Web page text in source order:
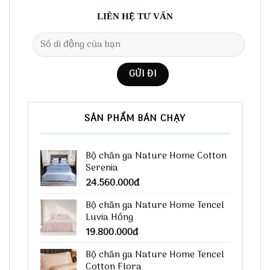
LIÊN HỆ TƯ VẤN
SẢN PHẨM BÁN CHẠY
Bộ chăn ga Nature Home Cotton
Serenia
24.560.000đ
Bộ chăn ga Nature Home Tencel
Luvia Hồng
19.800.000đ
Bộ chăn ga Nature Home Tencel